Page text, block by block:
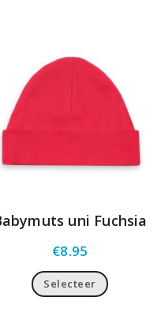
uni Fuchsia
€8.95
Selecteer